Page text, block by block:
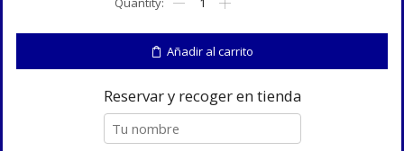
de
tomas
y
2
USB
Añadir al carrito
Reservar y recoger en tienda